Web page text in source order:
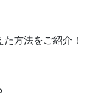
方法をご紹介！